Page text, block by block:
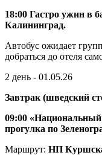
18:00 Гастро ужин в
Калининград.
Автобус ожидает
добраться до отеля
2 день - 01.05.26
Завтрак (шведский
09:00
прогулка по
Маршрут: НП